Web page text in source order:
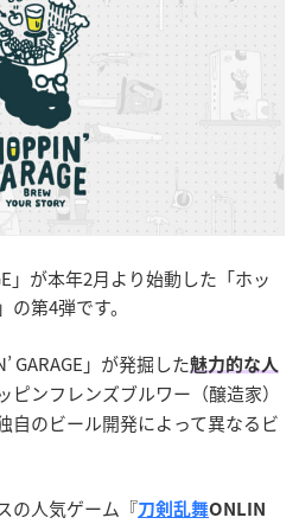
」が本年2月より始動した「ホッ
第4弾です。
GARAGE」が発掘した魅力的な人
ピンフレンズブルワー（醸造家）
自のビール開発によって異なるビ
の人気ゲーム『刀剣乱舞ONLIN